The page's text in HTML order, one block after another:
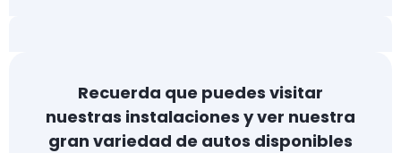
Recuerda que puedes visitar
nuestras instalaciones y ver nuestra
gran variedad de autos disponibles